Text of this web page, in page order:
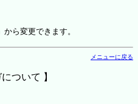
から変更できます。
メニューに戻る
ついて 】